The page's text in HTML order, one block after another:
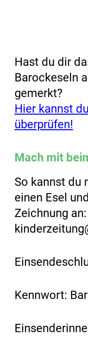
Hast du dir
Barockeseln
gemerkt?
Hier kannst
überprüfen!
Mach mit
So kannst du
einen Esel
Zeichnung an:
Kennwort: